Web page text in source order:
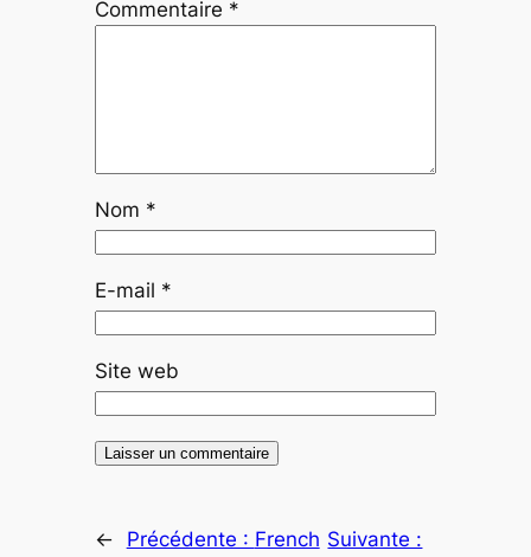
Commentaire *
Nom *
E-mail *
Site web
← Précédente : French Suivante :